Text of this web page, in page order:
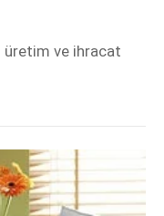
üretim ve ihracat